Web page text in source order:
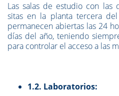
Las salas de estudio con las
sitas en la planta tercera
permanecen abiertas las 24
días del año, teniendo
para controlar el acceso a las
1.2. Laboratorios: